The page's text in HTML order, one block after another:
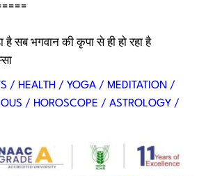
है सब भगवान की कृपा से ही हो रहा है
/ HEALTH / YOGA / MEDITATION /
/ HOROSCOPE / ASTROLOGY /